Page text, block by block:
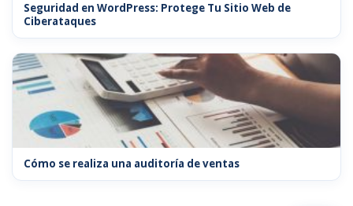
Seguridad en WordPress: Protege Tu Sitio Web de
Ciberataques
Cómo se realiza una auditoría de ventas